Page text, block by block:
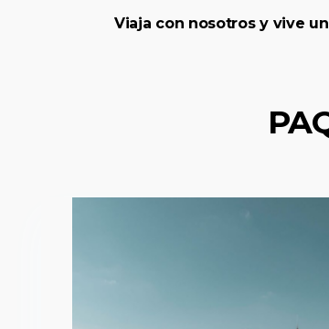
Viaja con nosotros y vive